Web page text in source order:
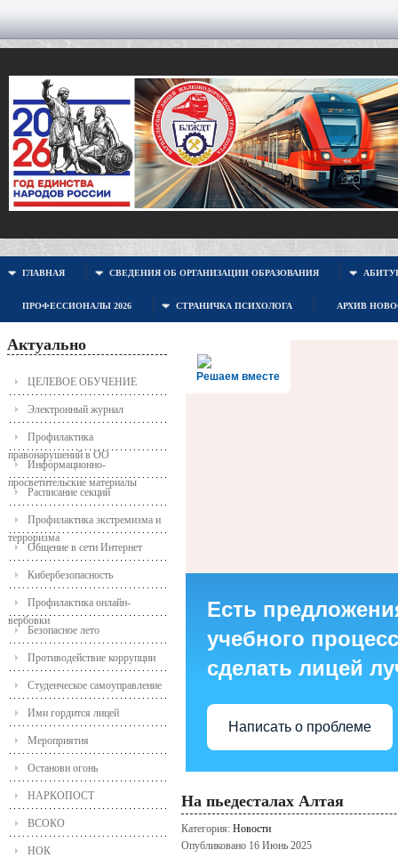
ГЛАВНАЯ СВЕДЕНИЯ ОБ ОРГАНИЗАЦИИ ОБРАЗОВАНИЯ
ПРОФЕССИОНАЛЫ 2026 СТРАНИЧКА ПСИХОЛОГА АРХИВ
Актуально
ЦЕЛЕВОЕ ОБУЧЕНИЕ
Электронный журнал
Профилактика
правонарушений в ОО
Информационно-
просветительские материалы
Расписание секций
Профилактика экстремизма и
терроризма
Общение в сети Интернет
Кибербезопасность
Профилактика онлайн-
вербовки
Безопасное лето
Противодействие коррупции
Студенческое самоуправление
Ими гордится лицей
Мероприятия
Останови огонь
НАРКОПОСТ
ВСОКО
НОК
Решаем вместе
Есть
учебного
сделать лицей
Написать о проблеме
На пьедесталах Алтая
Категория: Новости
Опубликовано 16 Июнь 2025